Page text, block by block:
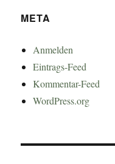
META
Anmelden
Eintrags-Feed
Kommentar-Feed
WordPress.org